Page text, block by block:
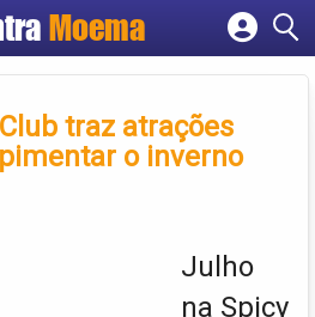
Moema
Criar contatraz atrações
o inverno
Julho
na Spicy